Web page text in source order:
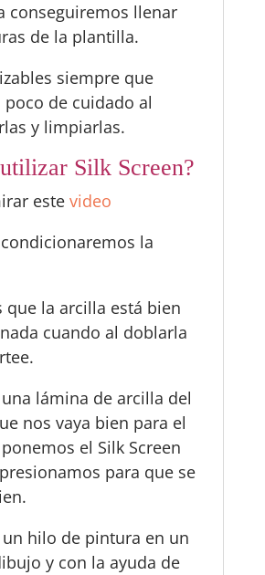
conseguiremos llenar
de la plantilla.
siempre que
poco de cuidado al
y limpiarlas.
Silk Screen?
este video
la
que la arcilla está bien
cuando al doblarla
lámina de arcilla del
nos vaya bien para el
el Silk Screen
para que se
hilo de pintura en un
y con la ayuda de